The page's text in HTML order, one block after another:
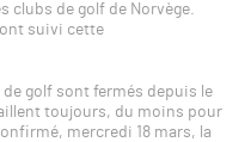
clubs de golf de Norvège.
suivi cette
golf sont fermés depuis le
toujours, du moins pour
mercredi 18 mars, la